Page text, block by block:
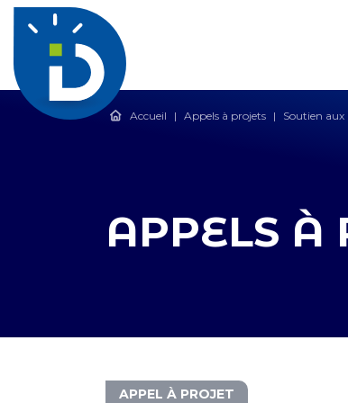
Accueil | Appels à projets | Soutien aux
APPELS À
APPEL À PROJET